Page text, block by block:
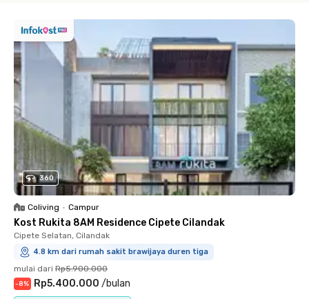
360
Coliving • Campur
Kost Rukita 8AM Residence Cipete Cilandak
Cipete Selatan, Cilandak
4.8 km dari rumah sakit brawijaya duren tiga
mulai dari Rp5.900.000
-8% Rp5.400.000 /bulan